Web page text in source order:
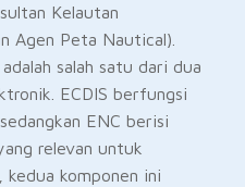
Kelautan
Agen Peta Nautical).
salah satu dari dua
ECDIS berfungsi
ENC berisi
relevan untuk
kedua komponen ini